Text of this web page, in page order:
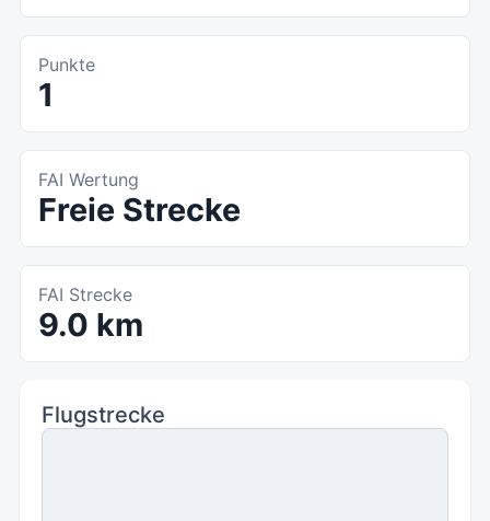
Punkte
1
FAI Wertung
Freie Strecke
FAI Strecke
9.0 km
Flugstrecke